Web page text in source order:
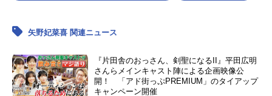
矢野妃菜喜 関連ニュース
『片田舎のおっさん、剣聖になるII』平田広明
さんらメインキャスト陣による企画映像公
開！ 「アド街っぷPREMIUM」のタイアップ
キャンペーン開催